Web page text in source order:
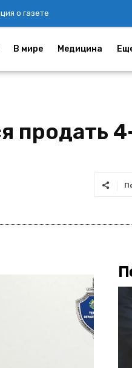
о газете
В мире Медицина
продать